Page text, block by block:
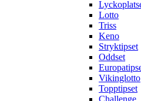
Lotto
Triss
Keno
Stryktipset
Oddset
Vikinglotto
Topptipset